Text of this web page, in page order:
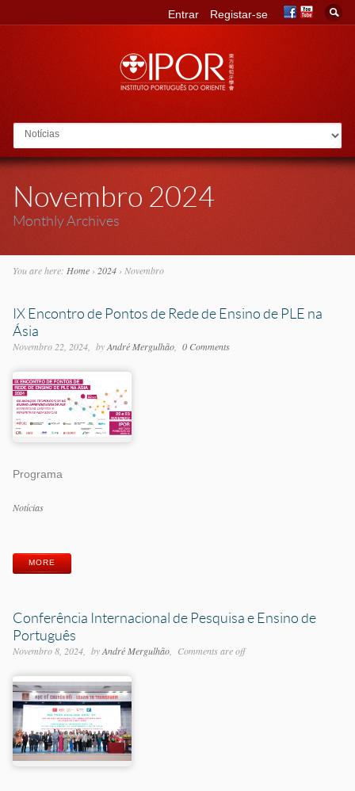
Go to:
Entrar Registar-se
Novembro 2024
Monthly Archives
You are here: Home› 2024› Novembro
IX Encontro de Pontos de Rede de Ensino de PLE na
Ásia
Novembro 22, 2024 byAndré Mergulhão 0 Comments
Programa
Categorias
Notícias
MORE
Conferência Internacional de Pesquisa e Ensino de
Português
Novembro 8, 2024 byAndré Mergulhão Comments are off